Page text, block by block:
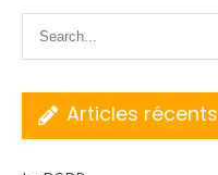
Articles récents